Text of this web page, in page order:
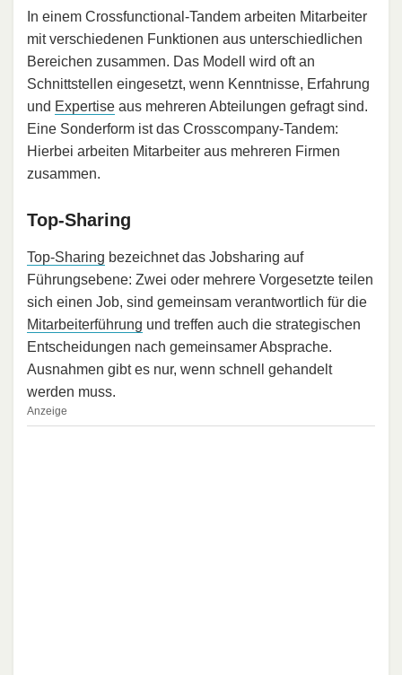
In einem Crossfunctional-Tandem arbeiten Mitarbeiter
mit verschiedenen Funktionen aus unterschiedlichen
Bereichen zusammen. Das Modell wird oft an
Schnittstellen eingesetzt, wenn Kenntnisse, Erfahrung
und Expertise aus mehreren Abteilungen gefragt sind.
Eine Sonderform ist das Crosscompany-Tandem:
Hierbei arbeiten Mitarbeiter aus mehreren Firmen
zusammen.
Top-Sharing
Top-Sharing bezeichnet das Jobsharing auf
Führungsebene: Zwei oder mehrere Vorgesetzte teilen
sich einen Job, sind gemeinsam verantwortlich für die
Mitarbeiterführung und treffen auch die strategischen
Entscheidungen nach gemeinsamer Absprache.
Ausnahmen gibt es nur, wenn schnell gehandelt
werden muss.
Anzeige